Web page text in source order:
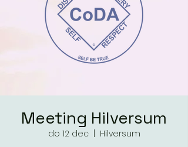
Meeting Hilversum
do 12 dec
  |
Hilversum